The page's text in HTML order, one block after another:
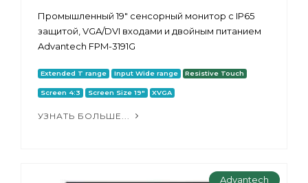
Промышленный 19" сенсорный монитор с IP65
защитой, VGA/DVI входами и двойным питанием
Advantech FPM-3191G
Extended T range Input Wide range Resistive Touch
Screen 4:3 Screen Size 19" XVGA
УЗНАТЬ БОЛЬШЕ...
Advantech